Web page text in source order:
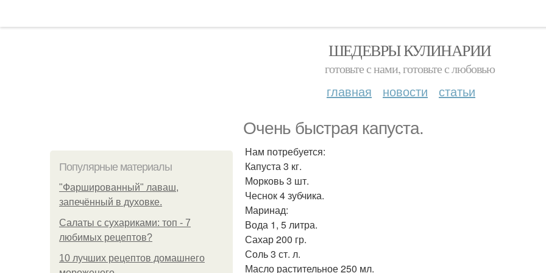
ШЕДЕВРЫ КУЛИНАРИИ
готовьте с нами, готовьте с любовью
главная новости статьи
Очень быстрая капуста.
Популярные материалы
"Фаршированный" лаваш,
запечённый в духовке.
Салаты с сухариками: топ - 7
любимых рецептов?
10 лучших рецептов домашнего
Нам потребуется:
Капуста 3 кг.
Морковь 3 шт.
Чеснок 4 зубчика.
Маринад:
Вода 1, 5 литра.
Сахар 200 гр.
Соль 3 ст. л.
Масло растительное 250 мл.